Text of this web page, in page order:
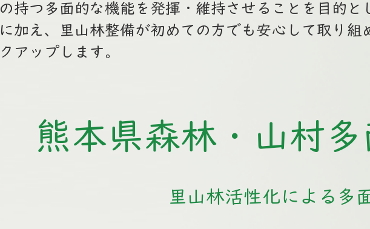
熊本県森林・山村多面
持つ多面的な機能を発揮・維持させることを目的と
加え、里山林整備が初めての方でも安心して取り組
アップします。
熊本県森林・山村
里山林活性化による多